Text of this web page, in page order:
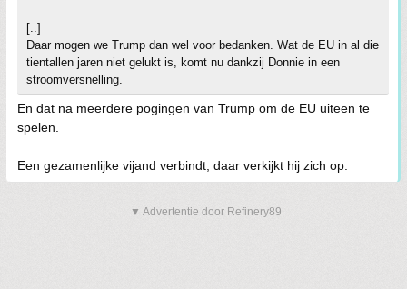
[..]
Daar mogen we Trump dan wel voor bedanken. Wat de EU in al die
tientallen jaren niet gelukt is, komt nu dankzij Donnie in een
stroomversnelling.
En dat na meerdere pogingen van Trump om de EU uiteen te
spelen.
Een gezamenlijke vijand verbindt, daar verkijkt hij zich op.
▼ Advertentie door Refinery89